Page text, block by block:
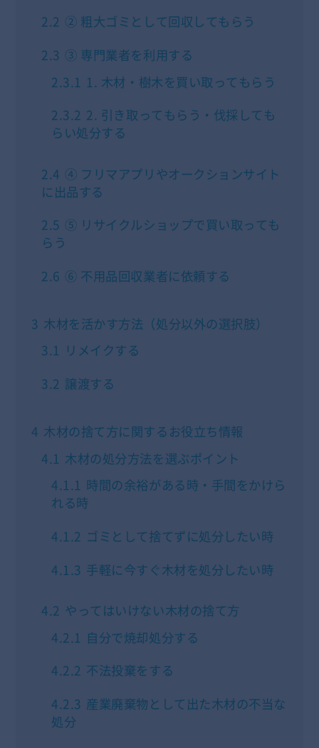
2.2 ② 粗大ゴミとして回収してもらう
2.3 ③ 専門業者を利用する
2.3.1 1. 木材・樹木を買い取ってもらう
2.3.2 2. 引き取ってもらう・伐採しても
らい処分する
2.4 ④ フリマアプリやオークションサイト
に出品する
2.5 ⑤ リサイクルショップで買い取っても
らう
2.6 ⑥ 不用品回収業者に依頼する
3 木材を活かす方法（処分以外の選択肢）
3.1 リメイクする
3.2 譲渡する
4 木材の捨て方に関するお役立ち情報
4.1 木材の処分方法を選ぶポイント
4.1.1 時間の余裕がある時・手間をかけら
れる時
4.1.2 ゴミとして捨てずに処分したい時
4.1.3 手軽に今すぐ木材を処分したい時
4.2 やってはいけない木材の捨て方
4.2.1 自分で焼却処分する
4.2.2 不法投棄をする
4.2.3 産業廃棄物として出た木材の不当な
処分